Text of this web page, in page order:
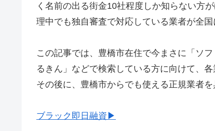
く名前の出る街金10社程度しか知らない方
理中でも独自審査で対応している業者が全国
この記事では、豊橋市在住で今まさに「ソ
るきん」などで検索している方に向けて、
その後に、豊橋市からでも使える正規業者を
ブラック即日融資▶